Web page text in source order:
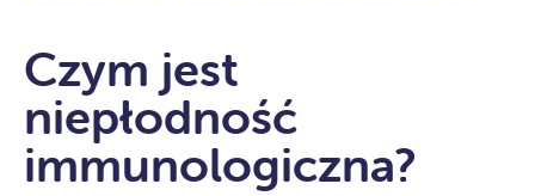
Czym jest
niepłodność
immunologiczna?